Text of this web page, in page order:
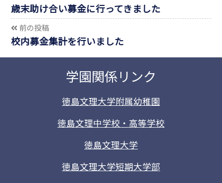
歳末助け合い募金に行ってきました
前の投稿
校内募金集計を行いました
学園関係リンク
徳島文理大学附属幼稚園
徳島文理中学校・高等学校
徳島文理大学
徳島文理大学短期大学部